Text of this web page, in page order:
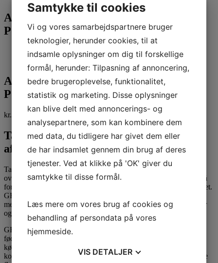
Affedtningsmiddel – Tana GREASE
Power 10 x 750 ml
Affedtningsmiddel – Tana GREASE
Power 10 x 750 ml
kr.
Tana GREASE Power 1L – Højeffektivt
affedtningsmiddel
Tana GREASE Power fjerner nemt fedt fra alkalibestandige
overflader uden at efterlade rester. GREASE Power kan bruges på
forskellige overflader og forskelligt udstyr og letter dermed arbejdet.
GREASE Power er nem at bruge og kan påføres manuelt og
mekanisk (f.eks. med sprøjte eller skumpistol). Velegnet til komfur
og grill. GREASE Power fås i en sprayflaske, der kan genfyldes.
GREASE Power er egnet til brug i områder med
fødevareforarbejdning, så som køkkenborde, skæremaskiner,
køleskabe, vaske, køkkenredskaber, emhætter, ovne, mikroovne,
konvektionsovne, alkalibestandige gulve osv.
Også velegnet til (de
Samtykke til cookies
Vi og vores samarbejdspartnere bruger
teknologier, herunder cookies, til at
indsamle oplysninger om dig til forskellige
formål, herunder: Tilpasning af annoncering,
bedre brugeroplevelse, funktionalitet,
statistik og marketing. Disse oplysninger
kan blive delt med annoncerings- og
analysepartnere, som kan kombinere dem
med data, du tidligere har givet dem eller
de har indsamlet gennem din brug af deres
tjenester. Ved at klikke på 'OK' giver du
samtykke til disse formål.
Læs mere om vores brug af cookies og
behandling af persondata på vores
hjemmeside.
VIS DETALJER